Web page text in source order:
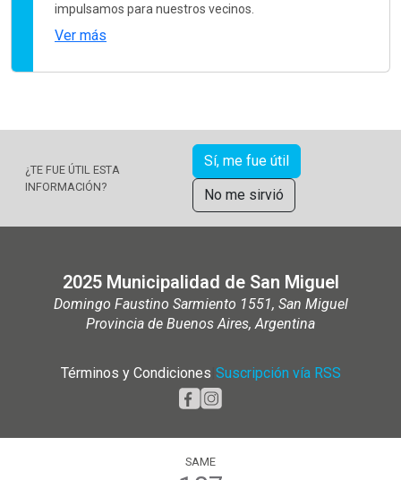
impulsamos para nuestros vecinos.
Ver más
¿TE FUE ÚTIL ESTA
INFORMACIÓN?
Sí, me fue útil
No me sirvió
2025 Municipalidad de San Miguel
Domingo Faustino Sarmiento 1551, San Miguel
Provincia de Buenos Aires, Argentina
Términos y Condiciones Suscripción vía RSS
SAME